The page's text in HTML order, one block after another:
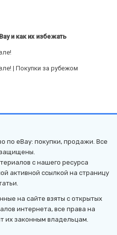
и как их избежать
| Покупки за рубежом
по eBay: покупки, продажи. Все
с нашего ресурса
активной ссылкой на страницу
на сайте взяты с открытых
интернета, все права на
их законным владельцам.